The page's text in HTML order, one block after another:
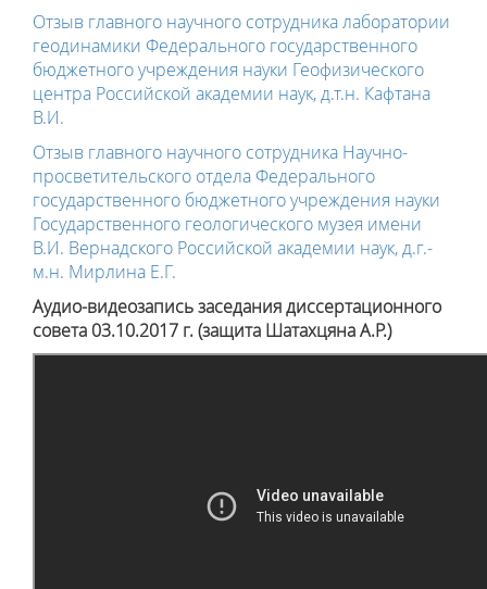
Отзыв главного научного сотрудника лаборатории
геодинамики Федерального государственного
бюджетного учреждения науки Геофизического
центра Российской академии наук, д.т.н. Кафтана
В.И.
Отзыв главного научного сотрудника Научно-
просветительского отдела Федерального
государственного бюджетного учреждения науки
Государственного геологического музея имени
В.И. Вернадского Российской академии наук, д.г.-
м.н. Мирлина Е.Г.
Аудио-видеозапись заседания диссертационного
совета 03.10.2017 г.(защита Шатахцяна А.Р.)